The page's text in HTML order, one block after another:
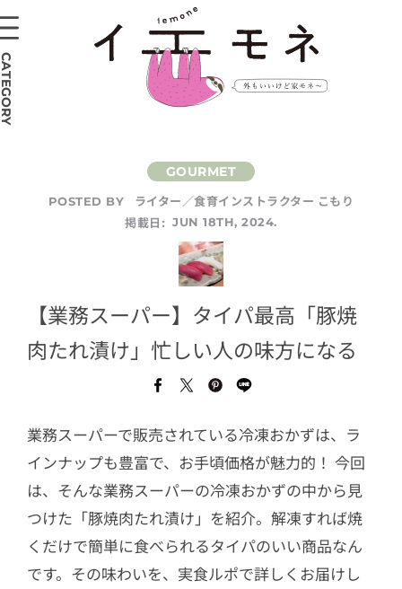
POSTED BY
ライター／食育インストラクター こもり
掲載日: JUN 18TH, 2024.
【業務スーパー】タイパ最高「豚焼
肉たれ漬け」忙しい人の味方になる
業務スーパーで販売されている冷凍おかずは、ラ
インナップも豊富で、お手頃価格が魅力的！ 今回
は、そんな業務スーパーの冷凍おかずの中から見
つけた「豚焼肉たれ漬け」を紹介。解凍すれば焼
くだけで簡単に食べられるタイパのいい商品なん
です。その味わいを、実食ルポで詳しくお届けし